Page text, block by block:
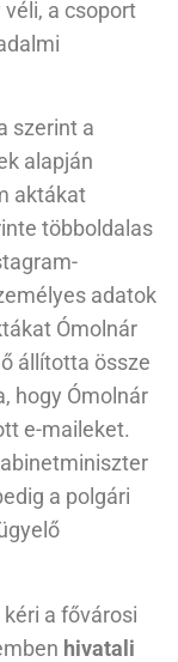
a csoport
szerint a
alapján
aktákat
többoldalas
adatok
Ómolnár
állította össze
hogy Ómolnár
e-maileket.
a polgári
a fővárosi
hivatali